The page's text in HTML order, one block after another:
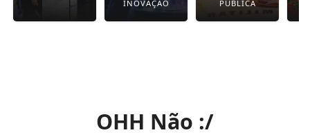
INOVAÇÃO
PÚBLICA
OHH Não :/